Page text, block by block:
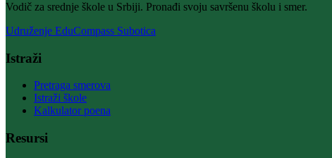
Vodič za srednje škole u Srbiji. Pronađi svoju savršenu školu i smer.
Udruženje EduCompass Subotica
Istraži
Pretraga smerova
Istraži škole
Kalkulator poena
Resursi